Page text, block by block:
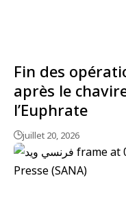
Fin des
après le
l’Euphrate
juillet 20, 2026